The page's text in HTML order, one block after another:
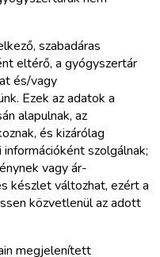
szabadáras
eltérő, a gyógyszertár
és/vagy
Ezek az adatok a
alapulnak, az
és kizárólag
szolgálnak;
vagy ár-
készlet változhat, ezért a
közvetlenül az adott
megjelenített